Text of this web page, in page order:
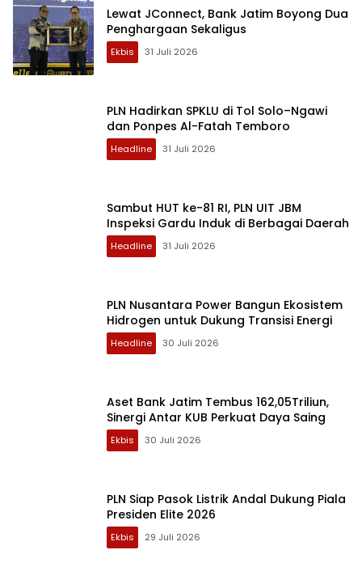
Lewat JConnect, Bank Jatim Boyong Dua
Penghargaan Sekaligus
Ekbis 31 Juli 2026
PLN Hadirkan SPKLU di Tol Solo–Ngawi
dan Ponpes Al-Fatah Temboro
Headline 31 Juli 2026
Sambut HUT ke-81 RI, PLN UIT JBM
Inspeksi Gardu Induk di Berbagai Daerah
Headline 31 Juli 2026
PLN Nusantara Power Bangun Ekosistem
Hidrogen untuk Dukung Transisi Energi
Headline 30 Juli 2026
Aset Bank Jatim Tembus 162,05Triliun,
Sinergi Antar KUB Perkuat Daya Saing
Ekbis 30 Juli 2026
PLN Siap Pasok Listrik Andal Dukung Piala
Presiden Elite 2026
Ekbis 29 Juli 2026